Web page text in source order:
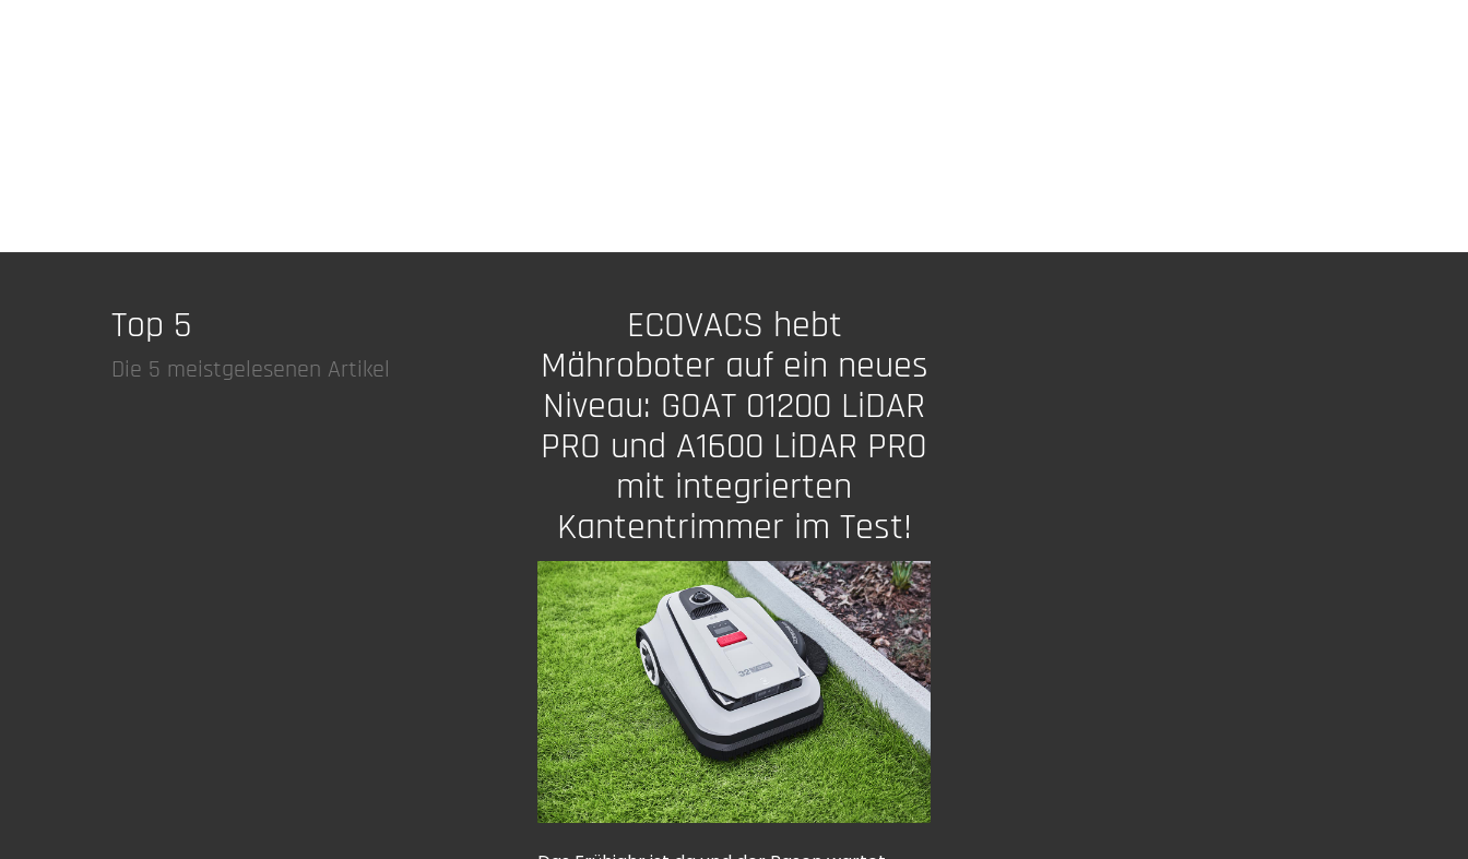
Top 5
Die 5 meistgelesenen Artikel
ECOVACS hebt
Mähroboter auf ein neues
Niveau: GOAT 01200 LiDAR
PRO und A1600 LiDAR PRO
mit integrierten
Kantentrimmer im Test!